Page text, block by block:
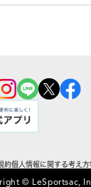
約個人情報に関する考え方
© LeSportsac,